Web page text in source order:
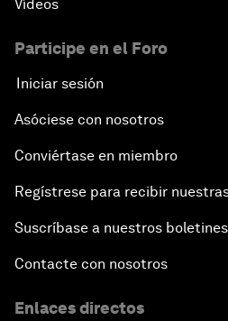
Vídeos
Participe en el Foro
Iniciar sesión
Asóciese con nosotros
Conviértase en miembro
Regístrese para recibir
Suscríbase a nuestros boletines
Contacte con nosotros
Enlaces directos